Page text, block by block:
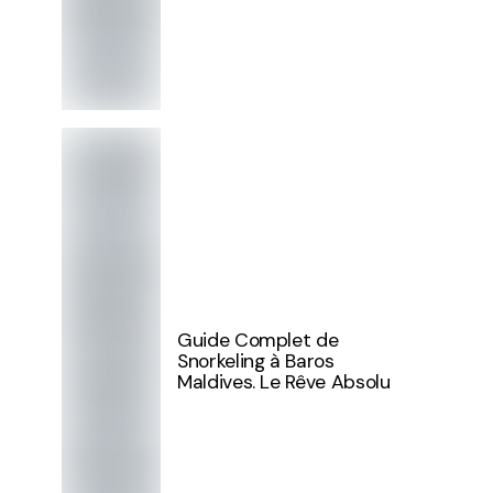
Guide Complet de
Snorkeling à Baros
Maldives. Le Rêve Absolu